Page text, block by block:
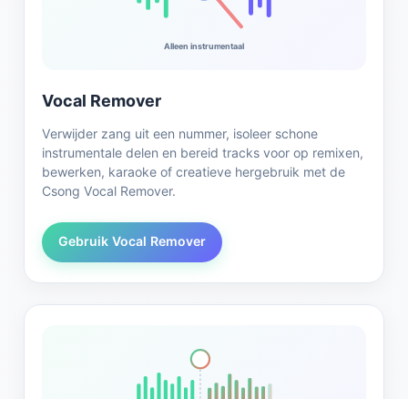
Alleen instrumentaal
Vocal Remover
Verwijder zang uit een nummer, isoleer schone
instrumentale delen en bereid tracks voor op remixen,
bewerken, karaoke of creatieve hergebruik met de
Csong Vocal Remover.
Gebruik Vocal Remover